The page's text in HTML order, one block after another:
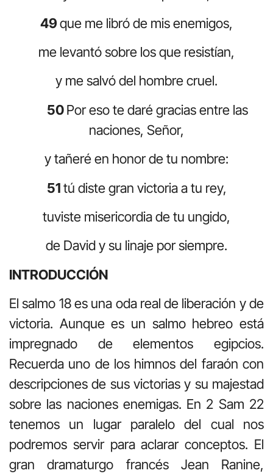
49que me libró de mis enemigos,
me levantó sobre los que resistían,
y me salvó del hombre cruel.
50Por eso te daré gracias entre las
naciones, Señor,
y tañeré en honor de tu nombre:
51tú diste gran victoria a tu rey,
tuviste misericordia de tu ungido,
de David y su linaje por siempre.
INTRODUCCIÓN
El salmo 18 es una oda real de liberación y de
victoria. Aunque es un salmo hebreo está
impregnado de elementos egipcios.
Recuerda uno de los himnos del faraón con
descripciones de sus victorias y su majestad
sobre las naciones enemigas. En 2 Sam 22
tenemos un lugar paralelo del cual nos
podremos servir para aclarar conceptos. El
gran dramaturgo francés Jean Ranine,